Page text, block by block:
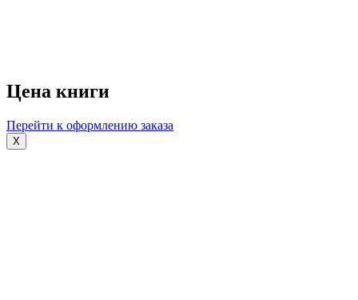
Цена книги
Перейти к оформлению заказа
X